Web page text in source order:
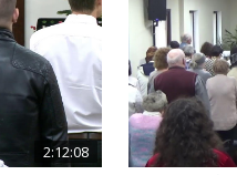
2:12:08